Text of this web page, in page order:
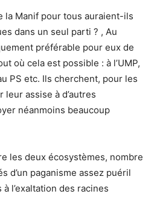
la Manif pour tous auraient-ils
dans un seul parti ? , Au
préférable pour eux de
où cela est possible : à l’UMP,
PS etc. Ils cherchent, pour les
leur assise à d’autres
néanmoins beaucoup
les deux écosystèmes, nombre
d’un paganisme assez puéril
l’exaltation des racines